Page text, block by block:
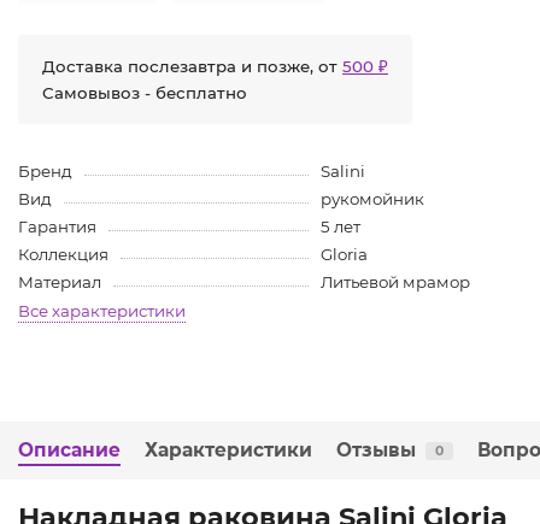
Доставка послезавтра и позже, от 500 ₽
Самовывоз - бесплатно
Бренд
Salini
Вид
рукомойник
Гарантия
5 лет
Коллекция
Gloria
Материал
Литьевой мрамор
Все характеристики
Описание Характеристики Отзывы 0
Накладная раковина Salini Gloria